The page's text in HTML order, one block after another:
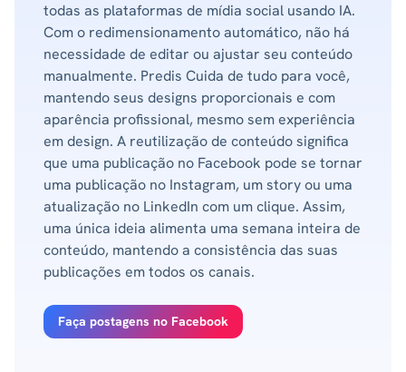
todas as plataformas de mídia social usando IA.
Com o redimensionamento automático, não há
necessidade de editar ou ajustar seu conteúdo
manualmente. Predis Cuida de tudo para você,
mantendo seus designs proporcionais e com
aparência profissional, mesmo sem experiência
em design. A reutilização de conteúdo significa
que uma publicação no Facebook pode se tornar
uma publicação no Instagram, um story ou uma
atualização no LinkedIn com um clique. Assim,
uma única ideia alimenta uma semana inteira de
conteúdo, mantendo a consistência das suas
publicações em todos os canais.
Faça postagens no Facebook